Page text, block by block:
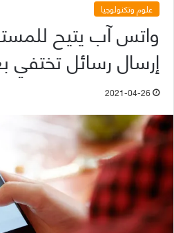
علوم وتكنولوجيا
واتس آب يتيح
إرسال رسائل تختفي بعد 24
2021-04-26